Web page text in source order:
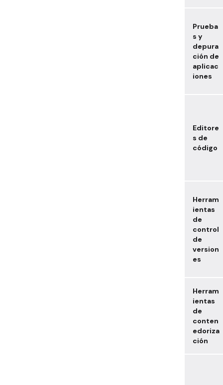
Prueba
s y
depura
ción de
aplicac
iones
Editore
s de
código
Herram
ientas
de
control
de
version
es
Herram
ientas
de
conten
edoriza
ción